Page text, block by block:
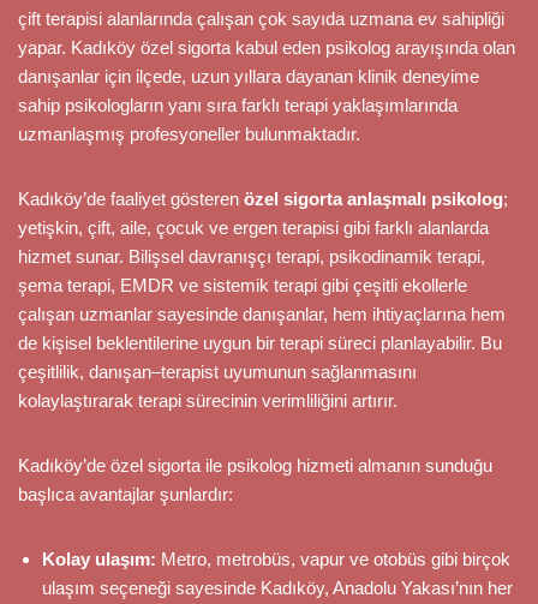
çift terapisi alanlarında çalışan çok sayıda uzmana ev sahipliği
yapar. Kadıköy özel sigorta kabul eden psikolog arayışında olan
danışanlar için ilçede, uzun yıllara dayanan klinik deneyime
sahip psikologların yanı sıra farklı terapi yaklaşımlarında
uzmanlaşmış profesyoneller bulunmaktadır.
Kadıköy’de faaliyet gösteren özel sigorta anlaşmalı psikolog;
yetişkin, çift, aile, çocuk ve ergen terapisi gibi farklı alanlarda
hizmet sunar. Bilişsel davranışçı terapi, psikodinamik terapi,
şema terapi, EMDR ve sistemik terapi gibi çeşitli ekollerle
çalışan uzmanlar sayesinde danışanlar, hem ihtiyaçlarına hem
de kişisel beklentilerine uygun bir terapi süreci planlayabilir. Bu
çeşitlilik, danışan–terapist uyumunun sağlanmasını
kolaylaştırarak terapi sürecinin verimliliğini artırır.
Kadıköy’de özel sigorta ile psikolog hizmeti almanın sunduğu
başlıca avantajlar şunlardır:
Kolay ulaşım: Metro, metrobüs, vapur ve otobüs gibi birçok
ulaşım seçeneği sayesinde Kadıköy, Anadolu Yakası’nın her